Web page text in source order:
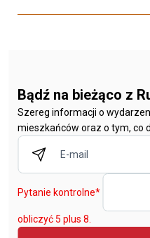
Bądź na bieżąco z
Szereg informacji o
mieszkańców oraz o tym, co
Pytanie kontrolne*
obliczyć 5 plus 8.